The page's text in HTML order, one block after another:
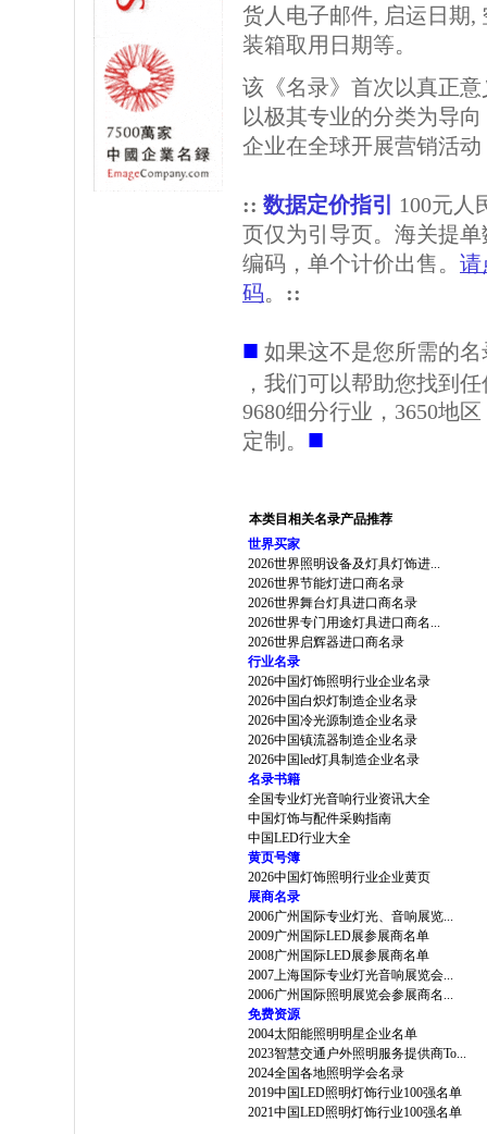
货人电子邮件, 启运日期,
装箱取用日期等。
该《名录》首次以真正
以极其专业的分类为导
企业在全球开展营销活
:: 数据定价指引
100元人
页仅为引导页。海关提
编码，单个计价出售。 请
码。 ::
■ 如果这不是您所需的
，我们可以帮助您找到
9680细分行业，3650地
定制。 ■
本类目相关名录产品推荐
世界买家
2026世界照明设备及灯具灯饰进...
2026世界节能灯进口商名录
2026世界舞台灯具进口商名录
2026世界专门用途灯具进口商名...
2026世界启辉器进口商名录
行业名录
2026中国灯饰照明行业企业名录
2026中国白炽灯制造企业名录
2026中国冷光源制造企业名录
2026中国镇流器制造企业名录
2026中国led灯具制造企业名录
名录书籍
全国专业灯光音响行业资讯大全
中国灯饰与配件采购指南
中国LED行业大全
黄页号簿
2026中国灯饰照明行业企业黄页
展商名录
2006广州国际专业灯光、音响展览...
2009广州国际LED展参展商名单
2008广州国际LED展参展商名单
2007上海国际专业灯光音响展览会...
2006广州国际照明展览会参展商名...
免费资源
2004太阳能照明明星企业名单
2023智慧交通户外照明服务提供商To...
2024全国各地照明学会名录
2019中国LED照明灯饰行业100强名单
2021中国LED照明灯饰行业100强名单